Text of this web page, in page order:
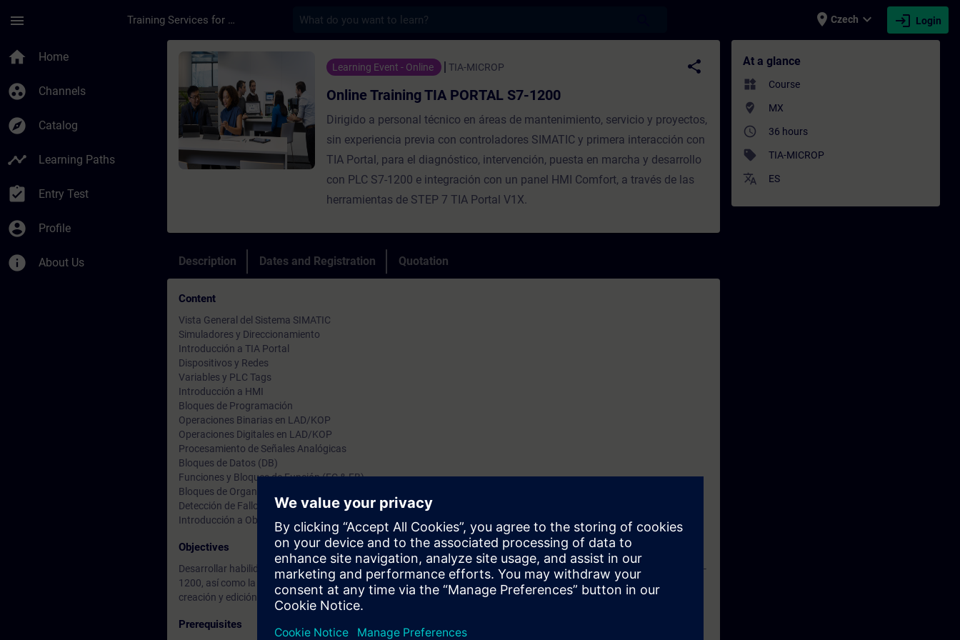
menu Training Services for Digital Industries place Czech expand_more login Login
home Home
group_work Channels
explore Catalog
timeline Learning Paths
assignment_turned_in Entry Test
account_circle Profile
info About Us
Course - Online Training TIA PORTAL S7-1200 - Training - Training - Professional development | SITRAIN
Learning Event - Online TIA-MICROP
share
Online Training TIA PORTAL S7-1200
Dirigido a personal técnico en áreas de mantenimiento, servicio y proyectos,
sin experiencia previa con controladores SIMATIC y primera interacción con
TIA Portal, para el diagnóstico, intervención, puesta en marcha y desarrollo
con PLC S7-1200 e integración con un panel HMI Comfort, a través de las
herramientas de STEP 7 TIA Portal V1X.
Description Dates and Registration Quotation
Content
Vista General del Sistema SIMATIC
Simuladores y Direccionamiento
Introducción a TIA Portal
Dispositivos y Redes
Variables y PLC Tags
Introducción a HMI
Bloques de Programación
Operaciones Binarias en LAD/KOP
Operaciones Digitales en LAD/KOP
Procesamiento de Señales Analógicas
Bloques de Datos (DB)
Funciones y Bloques de Función (FC & FB)
Bloques de Organización (OB)
Detección de Fallos
Introducción a Objetos Tecnológicos
Objectives
Desarrollar habilidades de detección e interpretación de fallos, conociendo las bases de integración de controladores S7-
1200, así como la arquitectura y estructura de programación, lectura y desarrollo de código en LAD/KOP, mediante la
creación y edición de pequeños programas con señales digitales y analógicas.
Prerequisites
At a glance
widgets Course
where_to_vote MX
access_time 36 hours
sell TIA-MICROP
translate ES